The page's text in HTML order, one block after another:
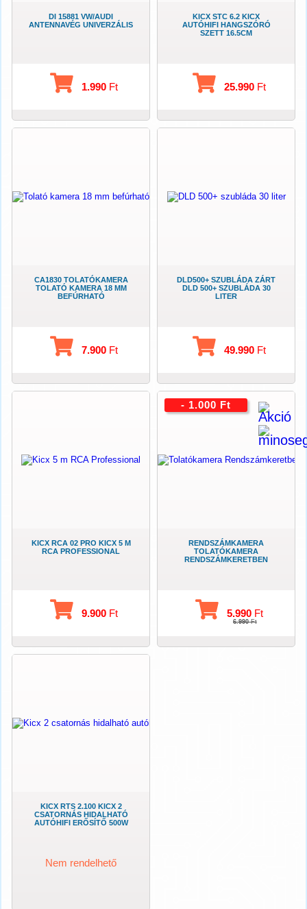
DI 15881 VW/AUDI
ANTENNAVÉG UNIVERZÁLIS
1.990 Ft
KICX STC 6.2 KICX
AUTÓHIFI HANGSZÓRÓ
SZETT 16.5CM
25.990 Ft
CA1830 TOLATÓKAMERA
TOLATÓ KAMERA 18 MM
BEFÚRHATÓ
7.900 Ft
DLD500+ SZUBLÁDA ZÁRT
DLD 500+ SZUBLÁDA 30
LITER
49.990 Ft
KICX RCA 02 PRO KICX 5 M
RCA PROFESSIONAL
9.900 Ft
RENDSZÁMKAMERA
TOLATÓKAMERA
RENDSZÁMKERETBEN
5.990 Ft
6.990Ft
- 1.000 Ft
KICX RTS 2.100 KICX 2
CSATORNÁS HIDALHATÓ
AUTÓHIFI ERŐSÍTŐ 500W
Nem rendelhető